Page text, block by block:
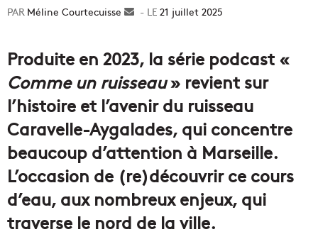
Méline Courtecuisse
Envoyer21 juillet 2025
Produite en 2023, la série podcast «
Comme un ruisseau» revient sur
l’histoire et l’avenir du ruisseau
Caravelle-Aygalades, qui concentre
beaucoup d’attention à Marseille.
L’occasion de (re)découvrir ce cours
d’eau, aux nombreux enjeux, qui
traverse le nord de la ville.